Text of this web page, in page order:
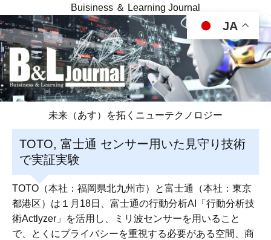
Buisiness ＆ Learning Journal
未来（あす）を拓くニューテクノロジー
TOTO, 富士通 センサー用いた見守り技術
で実証実験
TOTO（本社：福岡県北九州市）と富士通（本社：東京
都港区）は１月18日、富士通の行動分析AI「行動分析技
術Actlyzer」を活用し、ミリ波センサーを用いること
で、とくにプライバシーを重視する必要がある空間、商
JA